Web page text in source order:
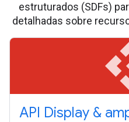
estruturados (SDFs)
detalhadas sobre
API Display &